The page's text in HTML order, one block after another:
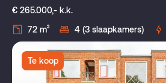
€ 265.000,- k.k.
72 m²
4 (3 slaapkamers)
Te koop